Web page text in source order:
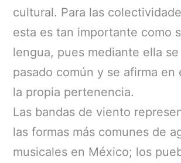
cultural. Para las
esta es tan importante como
lengua, pues mediante ella
pasado común y se afirma en
la propia pertenencia.
Las bandas de viento
las formas más comunes de
musicales en México; los